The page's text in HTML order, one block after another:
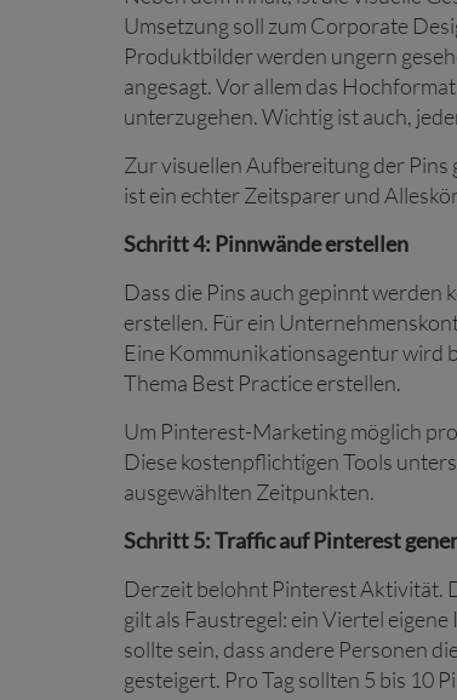
Umsetzung soll zum Corporate
Produktbilder werden ungern
angesagt. Vor allem das
unterzugehen. Wichtig ist auch,
Zur visuellen Aufbereitung der Pins
ist ein echter Zeitsparer und
Schritt 4: Pinnwände erstellen
Dass die Pins auch gepinnt werden
erstellen. Für ein
Eine Kommunikationsagentur wird
Thema Best Practice erstellen.
Um Pinterest-Marketing möglich
Diese kostenpflichtigen Tools
ausgewählten Zeitpunkten.
Schritt 5: Traffic auf Pinterest
Derzeit belohnt Pinterest Aktivität.
gilt als Faustregel: ein Viertel
sollte sein, dass andere Personen
gesteigert. Pro Tag sollten 5 bis 10